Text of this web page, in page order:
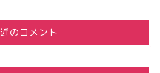
最近のコメント